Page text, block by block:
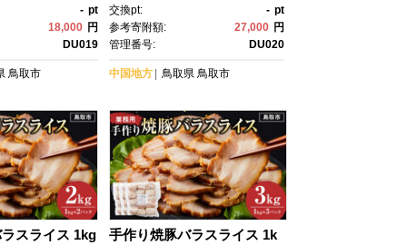
- pt
18,000 円
DU019
鳥取市
交換pt: - pt
参考寄附額:
27,000 円
管理番号:
DU020
中国地方 鳥取県 鳥取市
スライス 1kg
手作り焼豚バラスライス 1k